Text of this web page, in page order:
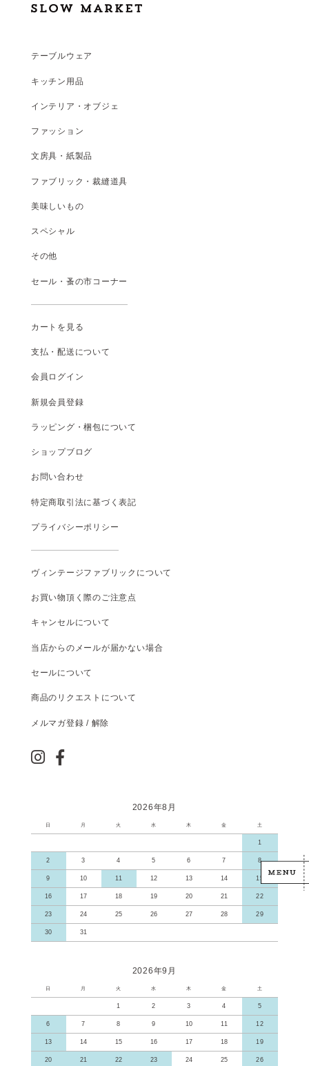
テーブルウェア
キッチン用品
インテリア・オブジェ
ファッション
文房具・紙製品
ファブリック・裁縫道具
美味しいもの
スペシャル
その他
セール・蚤の市コーナー
カートを見る
支払 ・配送について
会員ログイン
新規会員登録
ラッピング・梱包について
ショップブログ
お問い合わせ
特定商取引法に基づく表記
プライバシーポリシー
ヴィンテージファブリックについて
お買い物頂く際のご注意点
キャンセルについて
当店からのメールが届かない場合
セールについて
商品のリクエストについて
メルマガ登録 / 解除
2026年8月
日 月 火 水 木 金 土
1
2 3 4 5 6 7 8
9 10 11 12 13 14 15
16 17 18 19 20 21 22
23 24 25 26 27 28 29
30 31
2026年9月
日 月 火 水 木 金 土
1 2 3 4 5
6 7 8 9 10 11 12
13 14 15 16 17 18 19
20 21 22 23 24 25 26